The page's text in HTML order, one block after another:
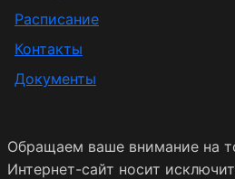
Расписание
Контакты
Документы
Обращаем ваше внимание на
Интернет-сайт носит